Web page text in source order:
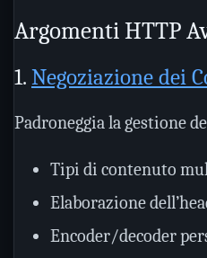
Argomenti HTTP
1. Negoziazione dei
Padroneggia la gestione
Tipi di contenuto
Elaborazione
Encoder/decoder